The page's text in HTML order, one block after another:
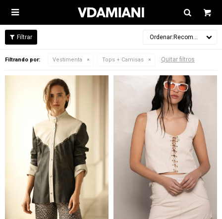

Recomendados
Filtrando por: Vestimenta Tops + Camisas Quitar filtros